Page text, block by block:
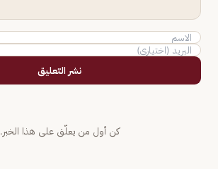
نشر التعليق
كن أول من يعلّق على هذا الخبر.